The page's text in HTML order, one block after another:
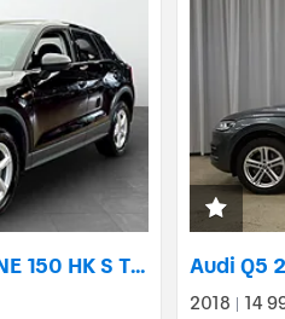
Audi Q2 35 TFSI PROLINE 150 HK S TRONIC
2018 14